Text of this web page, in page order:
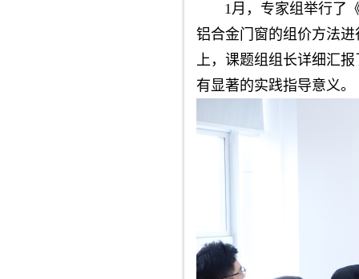
1月，专家组举行了《
铝合金门窗的组价方法
上，课题组组长详细汇
有显著的实践指导意义。